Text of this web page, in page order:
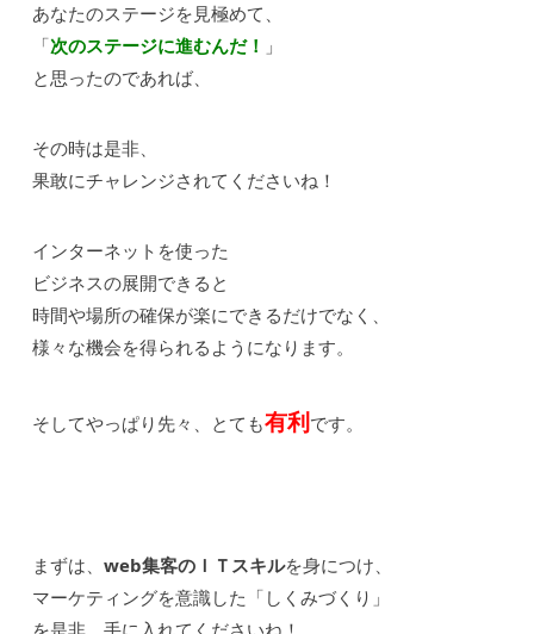
あなたのステージを見極めて、
「次のステージに進むんだ！ 」
と思ったのであれば、
その時は是非、
果敢にチャレンジされてくださいね！
インターネットを使った
ビジネスの展開できると
時間や場所の確保が楽にできるだけでなく、
様々な機会を得られるようになります。
そしてやっぱり先々、とても有利です。
まずは、 web集客のＩＴスキルを身につけ、
マーケティングを意識した「しくみづくり」